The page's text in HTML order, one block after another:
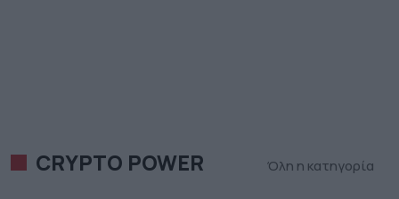
CRYPTO POWER Όλη η κατηγορία